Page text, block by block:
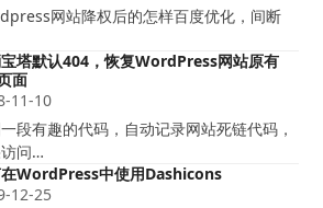
网站降权后的怎样百度优化，间断
塔默认404，恢复WordPress网站原有
面
11-10
段有趣的代码，自动记录网站死链代码，
问…
WordPress中使用Dashicons
12-25